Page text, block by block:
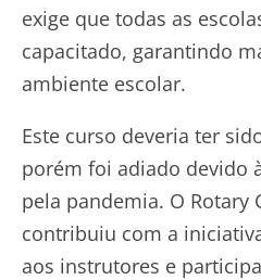
exige que todas as
capacitado, garantindo
ambiente escolar.
Este curso deveria ter
porém foi adiado devido
pela pandemia. O Rotary
contribuiu com a
aos instrutores e